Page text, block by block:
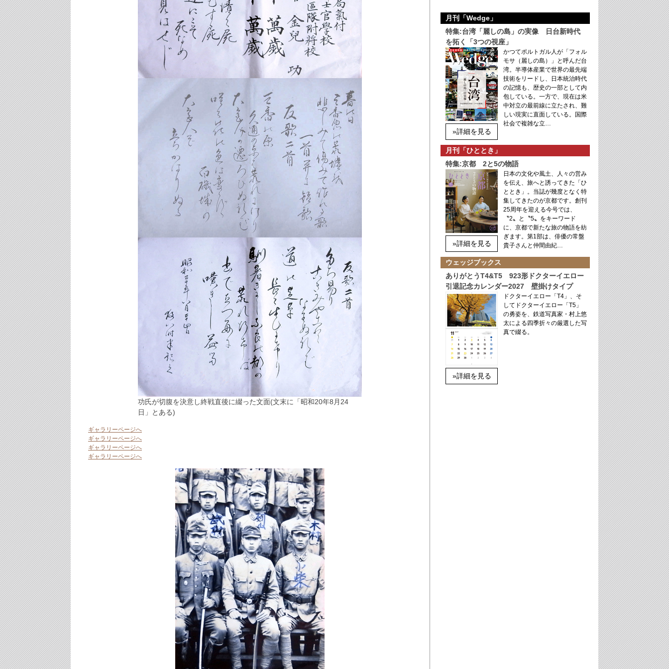
功氏が切腹を決意し終戦直後に綴った文面(文末に「昭和20年8月24
日」とある)
ギャラリーページへ
ギャラリーページへ
ギャラリーページへ
ギャラリーページへ
月刊「Wedge」
特集:台湾「麗しの島」の実像 日台新時代
を拓く「3つの視座」
»詳細を見る
かつてポルトガル人が「フォル
モサ（麗しの島）」と呼んだ台
湾。半導体産業で世界の最先端
技術をリードし、日本統治時代
の記憶も、歴史の一部として内
包している。一方で、現在は米
中対立の最前線に立たされ、難
しい現実に直面している。国際
社会で複雑な立…
月刊「ひととき」
特集:京都 2と5の物語
»詳細を見る
日本の文化や風土、人々の営み
を伝え、旅へと誘ってきた「ひ
ととき」。当誌が幾度となく特
集してきたのが京都です。創刊
25周年を迎える今号では、
〝2〟と〝5〟をキーワード
に、京都で新たな旅の物語を紡
ぎます。第1部は、俳優の常盤
貴子さんと仲間由紀…
ウェッジブックス
ありがとうT4&T5 923形ドクターイエロー
引退記念カレンダー2027 壁掛けタイプ
»詳細を見る
ドクターイエロー「T4」、そ
してドクターイエロー「T5」
の勇姿を、鉄道写真家・村上悠
太による四季折々の厳選した写
真で綴る。